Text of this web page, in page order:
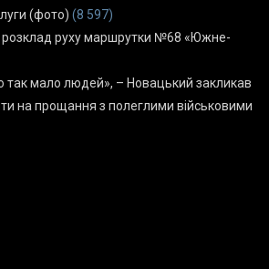
(фото) (8 597)
руху маршрутки №68 «Южне-
так мало людей», – Новацький закликав
на прощання з полеглими військовими